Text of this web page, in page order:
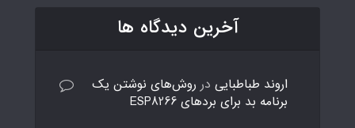
آخرین دیدگاه ها
اروند طباطبایی در روش‌های نوشتن یک
برنامه بد برای بردهای ESP8266